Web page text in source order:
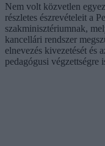
Nem volt közvetlen
részletes észrevételeit a
szakminisztériumnak,
kancellári rendszer
elnevezés kivezetését és
pedagógusi végzettségre